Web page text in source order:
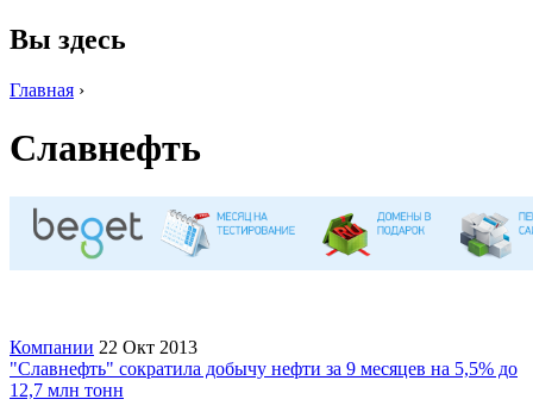
Вы здесь
Главная ›
Славнефть
Компании 22 Окт 2013
"Славнефть" сократила добычу нефти за 9 месяцев на 5,5% до
12,7 млн тонн